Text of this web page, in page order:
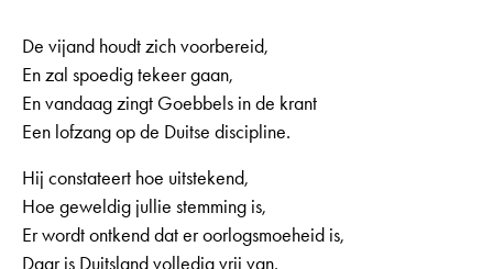
De vijand houdt zich voorbereid,
En zal spoedig tekeer gaan,
En vandaag zingt Goebbels in de krant
Een lofzang op de Duitse discipline.
Hij constateert hoe uitstekend,
Hoe geweldig jullie stemming is,
Er wordt ontkend dat er oorlogsmoeheid is,
Daar is Duitsland volledig vrij van.